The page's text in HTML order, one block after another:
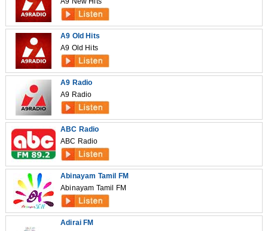
A9 Old Hits
A9 Old Hits
A9 Radio
A9 Radio
ABC Radio
ABC Radio
Abinayam Tamil FM
Abinayam Tamil FM
Adirai FM